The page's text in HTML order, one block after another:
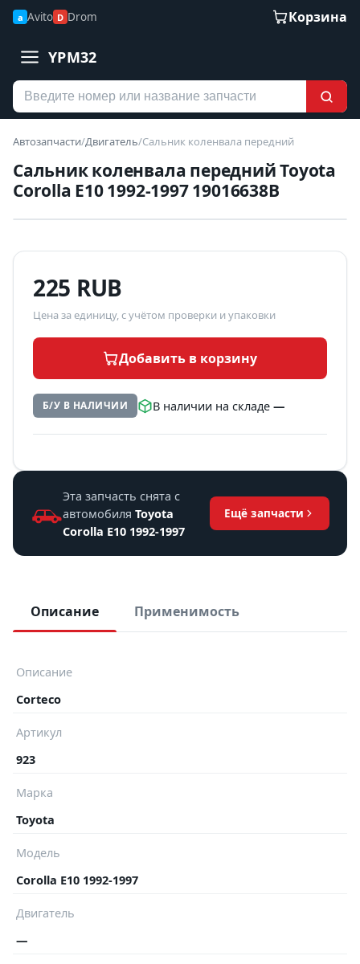
a Avito D Drom Корзина
YPM32
Автозапчасти/Двигатель/Сальник коленвала передний
Сальник коленвала передний Toyota
Corolla E10 1992-1997 19016638B
фото уточняйте у менеджера
225 RUB
Цена за единицу, с учётом проверки и упаковки
Добавить в корзину
Б/У В НАЛИЧИИ В наличии на складе—
Эта запчасть снята с
автомобиля Toyota
Corolla E10 1992-1997
Ещё запчасти
Описание Применимость
Описание
Corteco
Артикул
923
Марка
Toyota
Модель
Corolla E10 1992-1997
Двигатель
—